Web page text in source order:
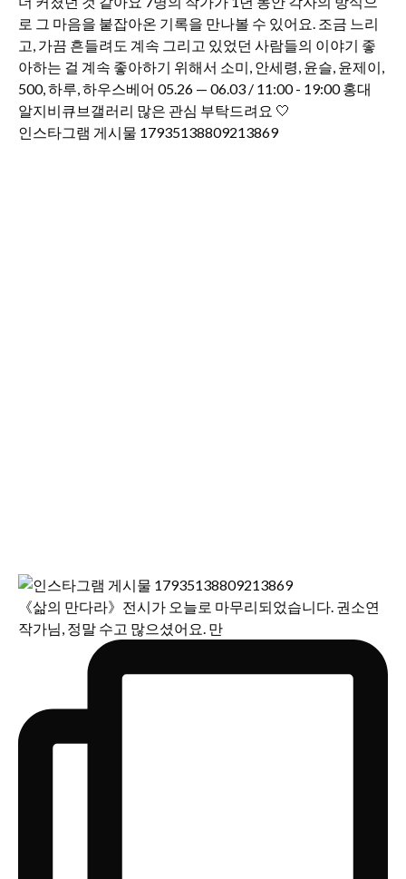
인스타그램 게시물 17935138809213869
《삶의 만다라》전시가 오늘로 마무리되었습니다. 권소연
작가님, 정말 수고 많으셨어요. 만